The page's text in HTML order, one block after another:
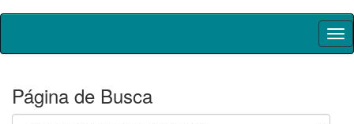
Skip
Página de Busca